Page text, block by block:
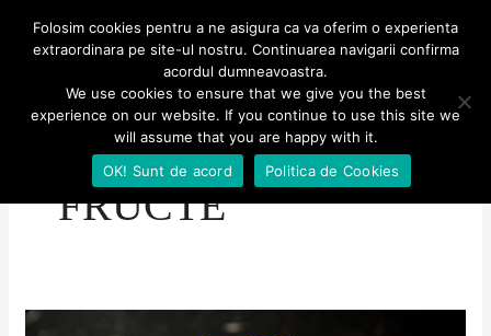
Aventuri culinare
MENU
MENU
FRUCTE
Salată
Post
Folosim cookies pentru a ne asigura ca va oferim o experienta
extraordinara pe site-ul nostru. Continuarea navigarii confirma
acordul dumneavoastra.
We use cookies to ensure that we give you the best
experience on our website. If you continue to use this site we
will assume that you are happy with it.
OK! Sunt de acord
Politica de Cookies